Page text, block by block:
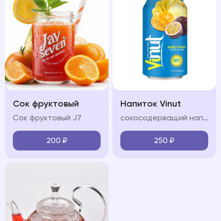
Сок фруктовый
Сок фруктовый J7
200 ₽
Напиток Vinut
сокосодержащий напиток с разными вкусами на выбор: инжир манго апельсин, яблоко, клюбника
250 ₽